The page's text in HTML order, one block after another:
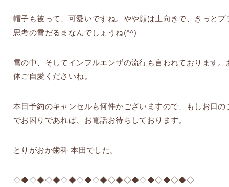
帽子も被って、可愛いですね。やや顔は上向きで、きっとプ
思考の雪だるまなんでしょうね(^^)
雪の中、そしてインフルエンザの流行も言われております。
体ご自愛くださいね。
本日予約のキャンセルも何件かございますので、もしお口の
でお困りであれば、お電話お待ちしております。
とりがおか歯科 本田でした。
◇◆◇◆◇◆◇◆◇◆◇◆◇◆◇◆◇◆◇◆◇◆◇